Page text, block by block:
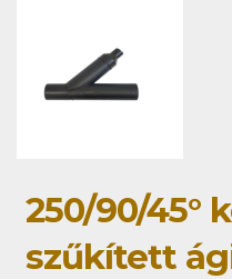
250/90/45°
szűkített